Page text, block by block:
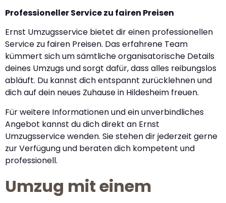
Professioneller Service zu fairen Preisen
Ernst Umzugsservice bietet dir einen professionellen
Service zu fairen Preisen. Das erfahrene Team
kümmert sich um sämtliche organisatorische Details
deines Umzugs und sorgt dafür, dass alles reibungslos
abläuft. Du kannst dich entspannt zurücklehnen und
dich auf dein neues Zuhause in Hildesheim freuen.
Für weitere Informationen und ein unverbindliches
Angebot kannst du dich direkt an Ernst
Umzugsservice wenden. Sie stehen dir jederzeit gerne
zur Verfügung und beraten dich kompetent und
professionell.
Umzug mit einem